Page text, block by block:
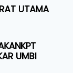
UTAMA
UMBI